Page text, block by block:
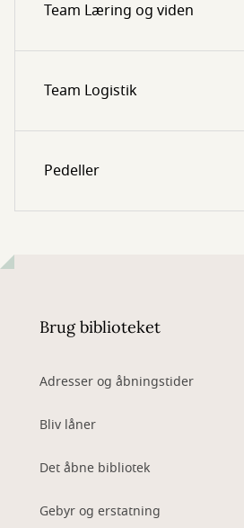
Team Læring og viden
Team Logistik
Pedeller
Brug biblioteket
Adresser og åbningstider
Bliv låner
Det åbne bibliotek
Gebyr og erstatning